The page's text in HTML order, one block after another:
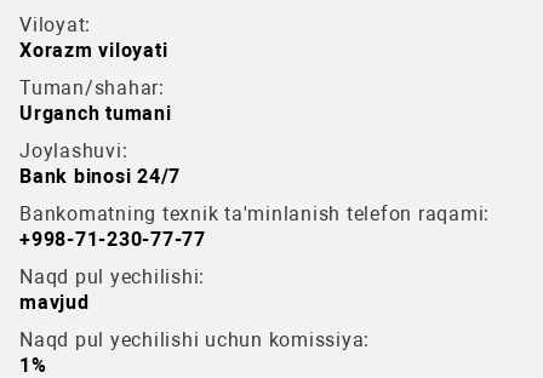
Viloyat:
Xorazm viloyati
Tuman/shahar:
Urganch tumani
Joylashuvi:
Bank binosi 24/7
Bankomatning texnik ta'minlanish telefon raqami:
+998-71-230-77-77
Naqd pul yechilishi:
mavjud
Naqd pul yechilishi uchun komissiya:
1%